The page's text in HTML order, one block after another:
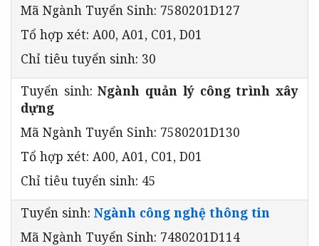
Mã Ngành Tuyển Sinh: 7580201D127
Tổ hợp xét: A00, A01, C01, D01
Chỉ tiêu tuyển sinh: 30
Tuyển sinh:Ngành quản lý công trình xây
dựng
Mã Ngành Tuyển Sinh: 7580201D130
Tổ hợp xét: A00, A01, C01, D01
Chỉ tiêu tuyển sinh: 45
Tuyển sinh: Ngành công nghệ thông tin
Mã Ngành Tuyển Sinh: 7480201D114